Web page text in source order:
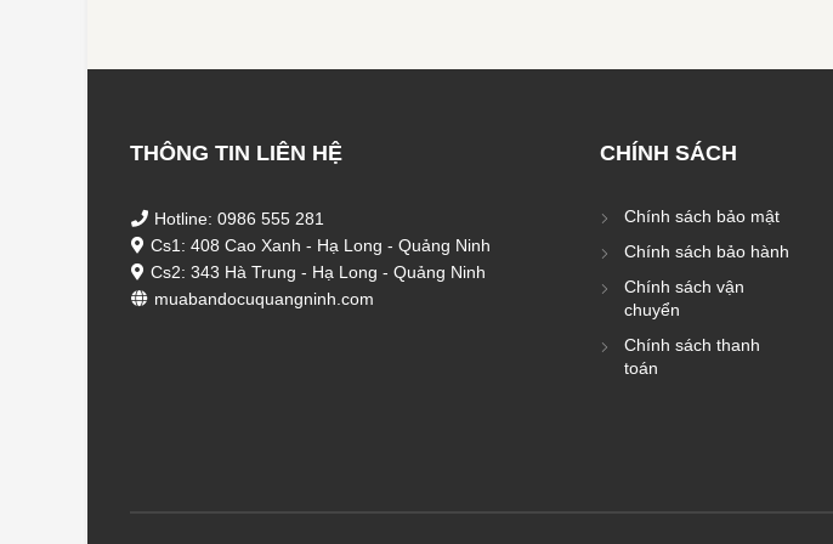
THÔNG TIN LIÊN HỆ
Hotline: 0986 555 281
Cs1: 408 Cao Xanh - Hạ Long - Quảng Ninh
Cs2: 343 Hà Trung - Hạ Long - Quảng Ninh
muabandocuquangninh.com
CHÍNH SÁCH
Chính sách bảo mật
Chính sách bảo hành
Chính sách vận
chuyển
Chính sách thanh
toán